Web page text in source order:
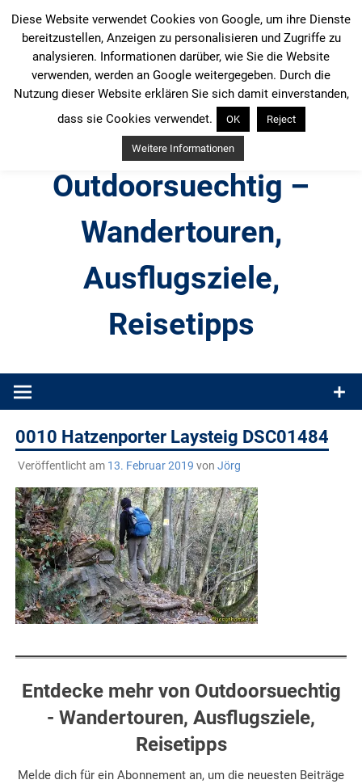
Inhalt
springen
Outdoorsuechtig –
Wandertouren,
Ausflugsziele,
Reisetipps
Produkttests und Buchrezensionen. Ein Blog für alle, die gern
0010 Hatzenporter Laysteig DSC01484
Veröffentlicht am 13. Februar 2019 von Jörg
Entdecke mehr von Outdoorsuechtig
- Wandertouren, Ausflugsziele,
Reisetipps
Melde dich für ein Abonnement an, um die neuesten Beiträge
Diese Website verwendet Cookies von Google, um ihre Dienste
bereitzustellen, Anzeigen zu personalisieren und Zugriffe zu
analysieren. Informationen darüber, wie Sie die Website
verwenden, werden an Google weitergegeben. Durch die
Nutzung dieser Website erklären Sie sich damit einverstanden,
dass sie Cookies verwendet.
OK Reject
Weitere Informationen